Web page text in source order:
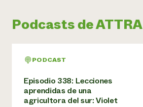
Podcasts de ATTRA
PODCAST
Episodio 338: Lecciones
aprendidas de una
agricultora del sur: Violet